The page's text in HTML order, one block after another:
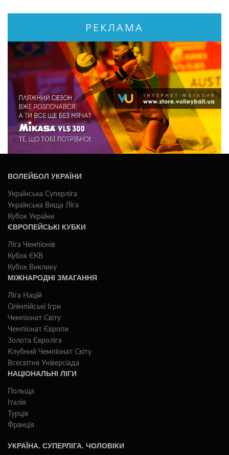
РЕКЛАМА
ВОЛЕЙБОЛ УКРАЇНИ
Українська Суперліга
Українська Вища Ліга
Кубок України
ЄВРОПЕЙСЬКІ КУБКИ
Ліга Чемпіонів
Кубок ЄКВ
Кубок Виклику
МІЖНАРОДНІ ЗМАГАННЯ
Ліга Націй
Олімпійські Ігри
Чемпіонат Світу
Чемпіонат Європи
Золота Євроліга
Клубний Чемпіонат Світу
Всесвiтня Унiверсiaда
НАЦІОНАЛЬНІ ЛІГИ
Польща
Італія
Турція
Франція
УКРАЇНА. СУПЕРЛІГА. ЧОЛОВІКИ